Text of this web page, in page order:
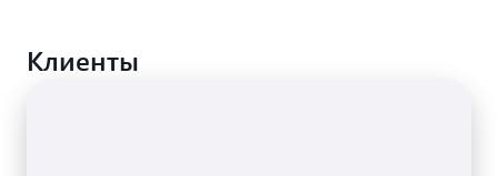
Клиенты